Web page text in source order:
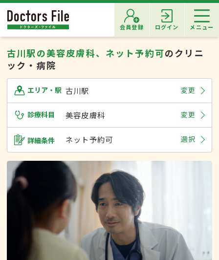
会員登録 ログイン メニュー
古川駅の美容皮膚科、ネット予約可のクリニ
ック・病院
エリア・駅 古川駅 変更
診療科目 美容皮膚科 変更
詳細条件 ネット予約可 選択